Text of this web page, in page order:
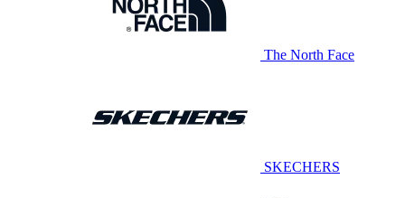
The North Face
SKECHERS